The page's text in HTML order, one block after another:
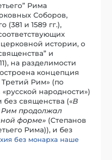
Рима
Соборов,
(381 и 1589 гг.),
истории, о
и
на разделимости
концепция
Рим» (по
народности»)
без священства («В
Рим продолжал
форме» (Степанов
Рима)), и без
без монарха наше